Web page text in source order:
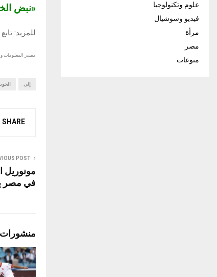
«نبض
للمزيد:
مصدر المعلومات
إلى
SHARE
POST
مونوريل
في مصر
علوم وتكنولوجيا
فيديو وسوشيال
مرأة
مصر
منوعات